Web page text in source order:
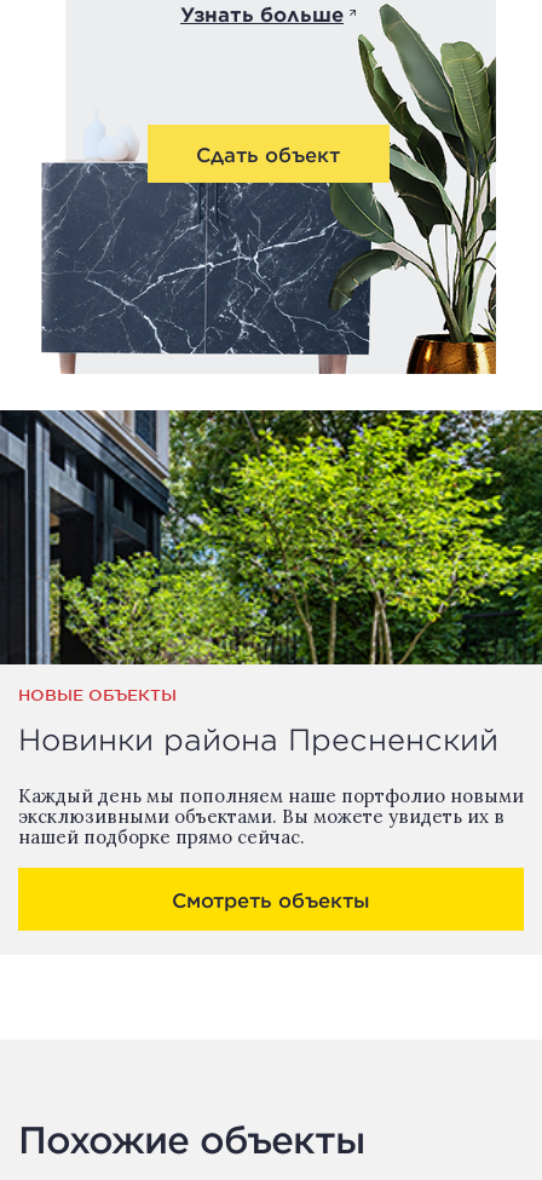
Узнать больше
Сдать объект
НОВЫЕ ОБЪЕКТЫ
Новинки района Пресненский
Каждый день мы пополняем наше портфолио новыми
эксклюзивными объектами. Вы можете увидеть их в
нашей подборке прямо сейчас.
Смотреть объекты
Похожие объекты